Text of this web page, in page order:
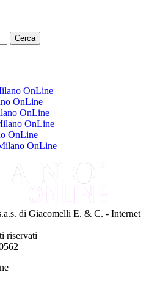
Cerca
di Giacomelli E. & C. - Internet
riservati